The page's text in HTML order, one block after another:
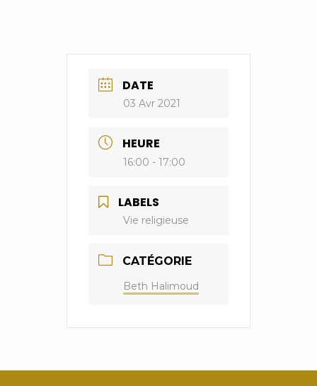
DATE
03 Avr 2021
HEURE
16:00 - 17:00
LABELS
Vie religieuse
CATÉGORIE
Beth Halimoud